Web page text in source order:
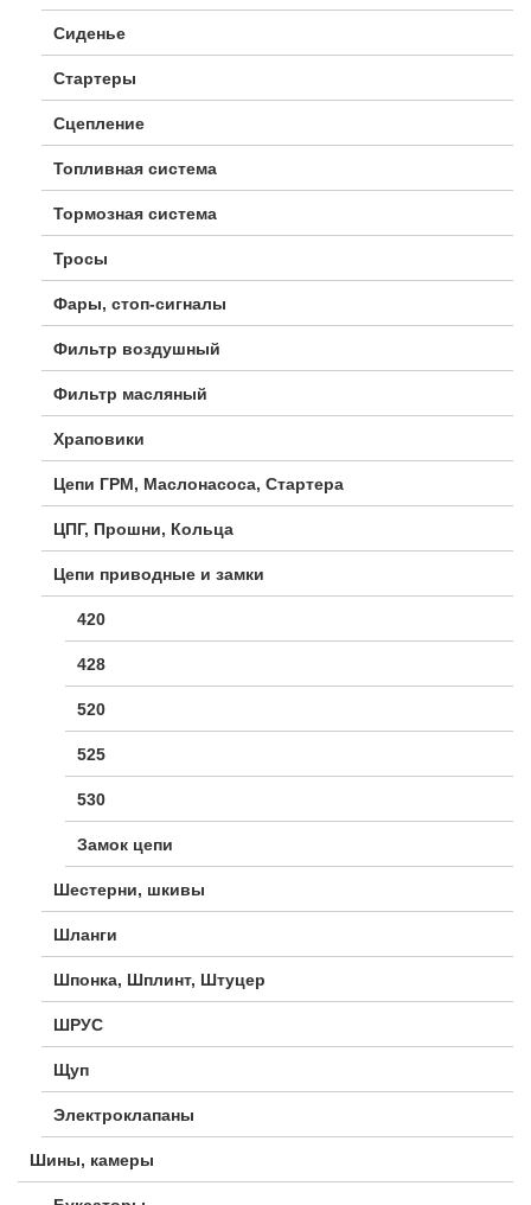
Сиденье
Стартеры
Сцепление
Топливная система
Тормозная система
Тросы
Фары, стоп-сигналы
Фильтр воздушный
Фильтр масляный
Храповики
Цепи ГРМ, Маслонасоса, Стартера
ЦПГ, Прошни, Кольца
Цепи приводные и замки
420
428
520
525
530
Замок цепи
Шестерни, шкивы
Шланги
Шпонка, Шплинт, Штуцер
ШРУС
Щуп
Электроклапаны
Шины, камеры